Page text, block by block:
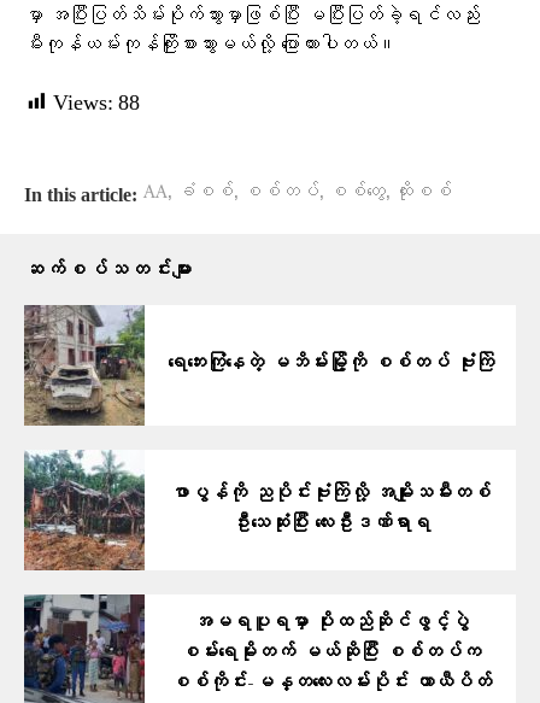
မှာ အပြီးပြတ်သိမ်းပိုက်သွားမှာဖြစ်ပြီး မပြီးပြတ်ခဲ့ရင်လည်း
မီးကုန်ယမ်းကုန်ကြိုးစားသွားမယ်လို့ ​ပြောထားပါတယ်။
Views: 88
In this article: AA, ခံစစ်, စစ်တပ်, စစ်တွေ, ထိုးစစ်
ဆက်စပ်သတင်းများ
ရေဘေးကြုံနေတဲ့ မဘိမ်းမြို့ကို စစ်တပ် ဗုံးကြဲ
ဖာပွန်ကို ညပိုင်းဗုံးကြဲလို့ အမျိုးသမီးတစ်
ဦးသေဆုံးပြီး လေးဦးဒဏ်ရာရ
အမရပူရမှာ ပိုးထည်ဆိုင်ဖွင့်ပွဲ
စမ်းရေမိုးတက် မယ်ဆိုပြီး စစ်တပ်က
စစ်ကိုင်း-မန္တလေးလမ်းပိုင်း ယာယီပိတ်